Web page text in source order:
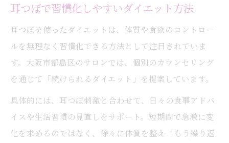
耳つぼで習慣化しやすいダイエット方法
耳つぼを使ったダイエットは、体質や食欲のコントロー
ルを無理なく習慣化できる方法として注目されていま
す。大阪市都島区のサロンでは、個別のカウンセリング
を通じて「続けられるダイエット」を提案しています。
具体的には、耳つぼ刺激と合わせて、日々の食事アドバ
イスや生活習慣の見直しをサポート。短期間で急激に変
化を求めるのではなく、徐々に体質を整え「もう繰り返